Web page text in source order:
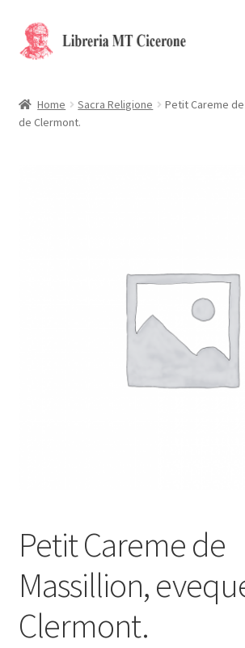
Vai
alla
Vai
al
Libri rari
Home Sacra Religione
Petit Careme
de Clermont.
Petit Careme de
Massillion,
Clermont.